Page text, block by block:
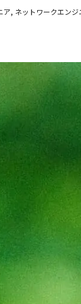
ア, ネットワークエン